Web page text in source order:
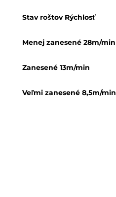
Stav roštov Rýchlosť
Menej zanesené 28m/min
Zanesené 13m/min
Veľmi zanesené 8,5m/min